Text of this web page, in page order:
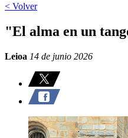
< Volver
"El alma en un
Leioa 14 de junio 2026